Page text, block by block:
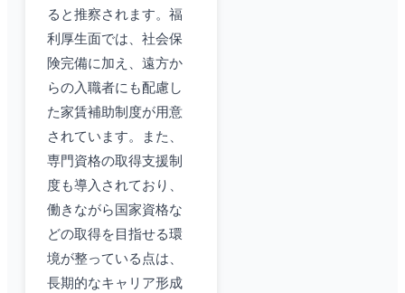
ると推察されます。福
利厚生面では、社会保
険完備に加え、遠方か
らの入職者にも配慮し
た家賃補助制度が用意
されています。また、
専門資格の取得支援制
度も導入されており、
働きながら国家資格な
どの取得を目指せる環
境が整っている点は、
長期的なキャリア形成